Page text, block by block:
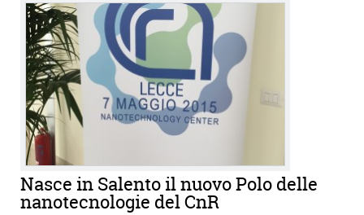
Nasce in Salento il nuovo Polo delle
nanotecnologie del CnR